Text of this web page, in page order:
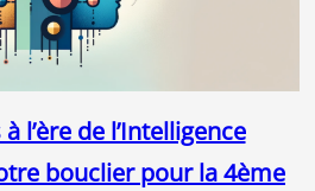
l’ère de l’Intelligence
bouclier pour la 4ème